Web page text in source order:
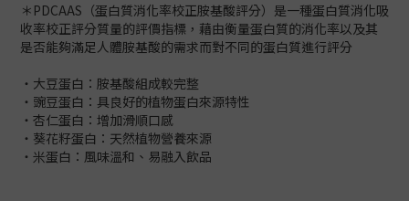
＊PDCAAS（蛋白質消化率校正胺基酸評分）是一種蛋白質消化吸
收率校正評分質量的評價指標，藉由衡量蛋白質的消化率以及其
是否能夠滿足人體胺基酸的需求而對不同的蛋白質進行評分
・大豆蛋白：胺基酸組成較完整
・豌豆蛋白：具良好的植物蛋白來源特性
・杏仁蛋白：增加滑順口感
・葵花籽蛋白：天然植物營養來源
・米蛋白：風味溫和、易融入飲品